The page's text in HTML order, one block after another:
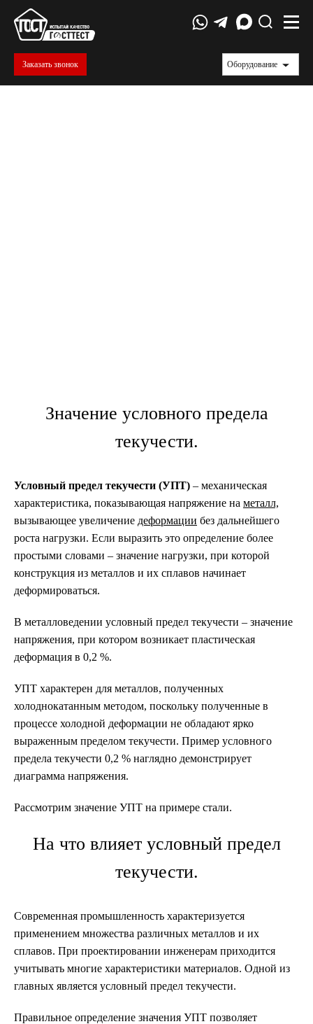
Заказать звонок Оборудование
Значение условного предела
текучести.
Условный предел текучести (УПТ) – механическая
характеристика, показывающая напряжение на металл,
вызывающее увеличение деформации без дальнейшего
роста нагрузки. Если выразить это определение более
простыми словами – значение нагрузки, при которой
конструкция из металлов и их сплавов начинает
деформироваться.
В металловедении условный предел текучести – значение
напряжения, при котором возникает пластическая
деформация в 0,2 %.
УПТ характерен для металлов, полученных
холоднокатанным методом, поскольку полученные в
процессе холодной деформации не обладают ярко
выраженным пределом текучести. Пример условного
предела текучести 0,2 % наглядно демонстрирует
диаграмма напряжения.
Рассмотрим значение УПТ на примере стали.
На что влияет условный предел
текучести.
Современная промышленность характеризуется
применением множества различных металлов и их
сплавов. При проектировании инженерам приходится
учитывать многие характеристики материалов. Одной из
главных является условный предел текучести.
Правильное определение значения УПТ позволяет